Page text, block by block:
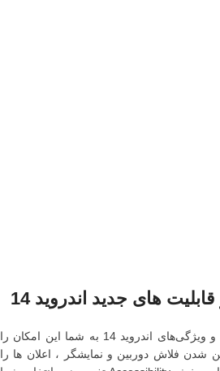
های جدید اندروید 14
اگر کم شنوایی دارید، تغییرات و ویژگی‌های اندروید 14 به شما این امکان را
شدن فلاش دوربین و نمایشگر ، اعلان ها را